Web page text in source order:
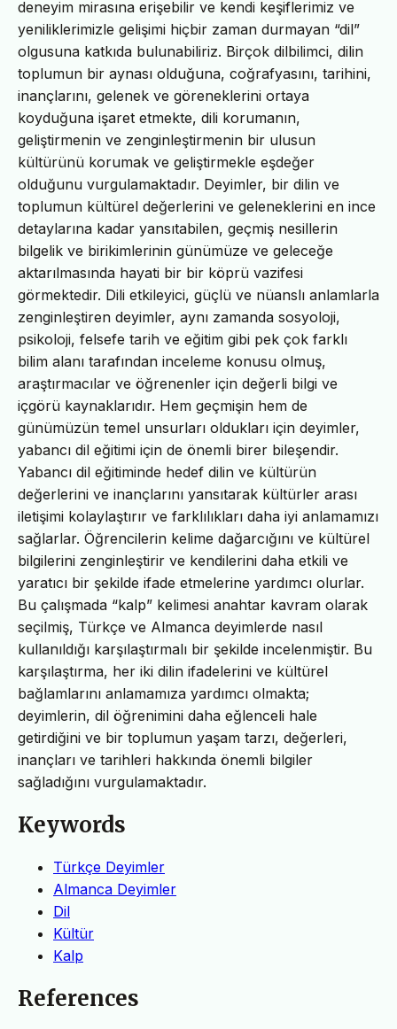
deneyim mirasına erişebilir ve kendi keşiflerimiz ve
yeniliklerimizle gelişimi hiçbir zaman durmayan “dil”
olgusuna katkıda bulunabiliriz. Birçok dilbilimci, dilin
toplumun bir aynası olduğuna, coğrafyasını, tarihini,
inançlarını, gelenek ve göreneklerini ortaya
koyduğuna işaret etmekte, dili korumanın,
geliştirmenin ve zenginleştirmenin bir ulusun
kültürünü korumak ve geliştirmekle eşdeğer
olduğunu vurgulamaktadır. Deyimler, bir dilin ve
toplumun kültürel değerlerini ve geleneklerini en ince
detaylarına kadar yansıtabilen, geçmiş nesillerin
bilgelik ve birikimlerinin günümüze ve geleceğe
aktarılmasında hayati bir bir köprü vazifesi
görmektedir. Dili etkileyici, güçlü ve nüanslı anlamlarla
zenginleştiren deyimler, aynı zamanda sosyoloji,
psikoloji, felsefe tarih ve eğitim gibi pek çok farklı
bilim alanı tarafından inceleme konusu olmuş,
araştırmacılar ve öğrenenler için değerli bilgi ve
içgörü kaynaklarıdır. Hem geçmişin hem de
günümüzün temel unsurları oldukları için deyimler,
yabancı dil eğitimi için de önemli birer bileşendir.
Yabancı dil eğitiminde hedef dilin ve kültürün
değerlerini ve inançlarını yansıtarak kültürler arası
iletişimi kolaylaştırır ve farklılıkları daha iyi anlamamızı
sağlarlar. Öğrencilerin kelime dağarcığını ve kültürel
bilgilerini zenginleştirir ve kendilerini daha etkili ve
yaratıcı bir şekilde ifade etmelerine yardımcı olurlar.
Bu çalışmada “kalp” kelimesi anahtar kavram olarak
seçilmiş, Türkçe ve Almanca deyimlerde nasıl
kullanıldığı karşılaştırmalı bir şekilde incelenmiştir. Bu
karşılaştırma, her iki dilin ifadelerini ve kültürel
bağlamlarını anlamamıza yardımcı olmakta;
deyimlerin, dil öğrenimini daha eğlenceli hale
getirdiğini ve bir toplumun yaşam tarzı, değerleri,
inançları ve tarihleri hakkında önemli bilgiler
sağladığını vurgulamaktadır.
Keywords
Türkçe Deyimler
Almanca Deyimler
Dil
Kültür
Kalp
References